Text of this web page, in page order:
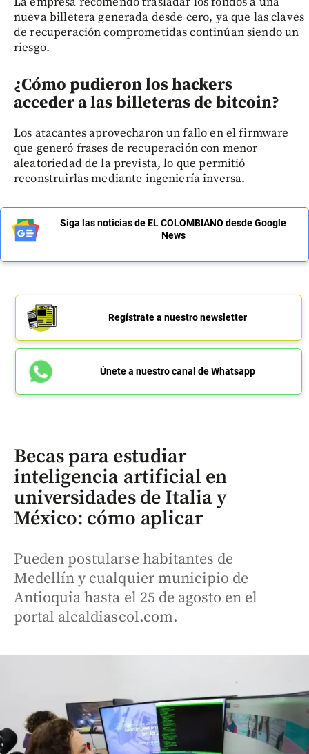
nueva billetera generada desde cero, ya que las claves
de recuperación comprometidas continúan siendo un
riesgo.
¿Cómo pudieron los hackers
acceder a las billeteras de bitcoin?
Los atacantes aprovecharon un fallo en el firmware
que generó frases de recuperación con menor
aleatoriedad de la prevista, lo que permitió
reconstruirlas mediante ingeniería inversa.
Siga las noticias de EL COLOMBIANO desde Google
News
Regístrate a nuestro newsletter
Únete a nuestro canal de Whatsapp
Becas para estudiar
inteligencia artificial en
universidades de Italia y
México: cómo aplicar
Pueden postularse habitantes de
Medellín y cualquier municipio de
Antioquia hasta el 25 de agosto en el
portal alcaldiascol.com.